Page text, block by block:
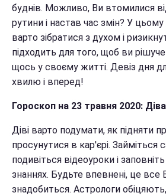
буднів. Можливо, Ви втомилися
рутини і настав час змін? У
варто зібратися з духом і
підходить для того, щоб ви
щось у своєму житті. Девіз дня
хвилю і вперед!
Гороскоп на 23 травня 2020: Діва
Діві варто подумати, як підняти
просунутися в кар'єрі. Займіться
подивіться відеоуроки і
знаннях. Будьте впевнені, це все
знадобиться. Астрологи